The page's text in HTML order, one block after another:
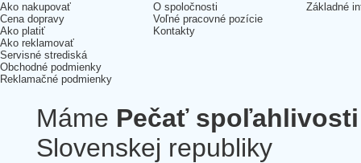
Ako nakupovať
Cena dopravy
Ako platiť
Ako reklamovať
Servisné strediská
Obchodné podmienky
Reklamačné podmienky
O spoločnosti
Voľné pracovné pozície
Kontakty
Základné
Máme Pečať spoľahlivosti
Slovenskej republiky